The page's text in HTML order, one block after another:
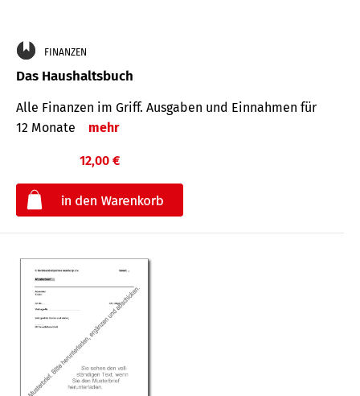
FINANZEN
Das Haushaltsbuch
Alle Finanzen im Griff. Aus­gaben und Ein­nahmen für
12 Monate
mehr
12,00 €